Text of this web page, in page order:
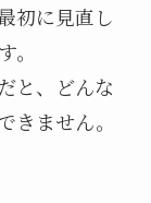
初に見直し
と、どんな
きません。